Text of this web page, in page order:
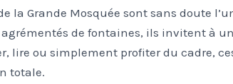
la Grande Mosquée sont sans doute
de fontaines, ils invitent à
lire ou simplement profiter du cadre,
totale.